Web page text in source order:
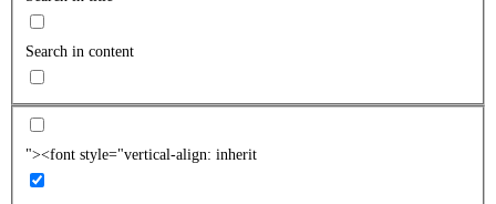
Search in content
"><font style="vertical-align: inherit